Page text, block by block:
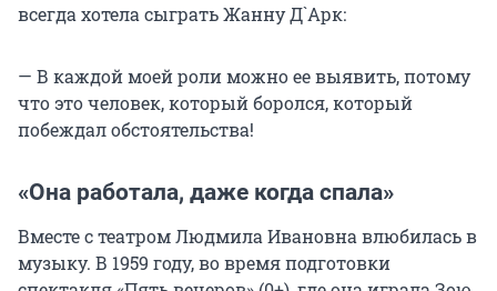
всегда хотела сыграть Жанну Д`Арк:
— В каждой моей роли можно ее выявить, потому
что это человек, который боролся, который
побеждал обстоятельства!
«Она работала, даже когда спала»
Вместе с театром Людмила Ивановна влюбилась в
музыку. В 1959 году, во время подготовки